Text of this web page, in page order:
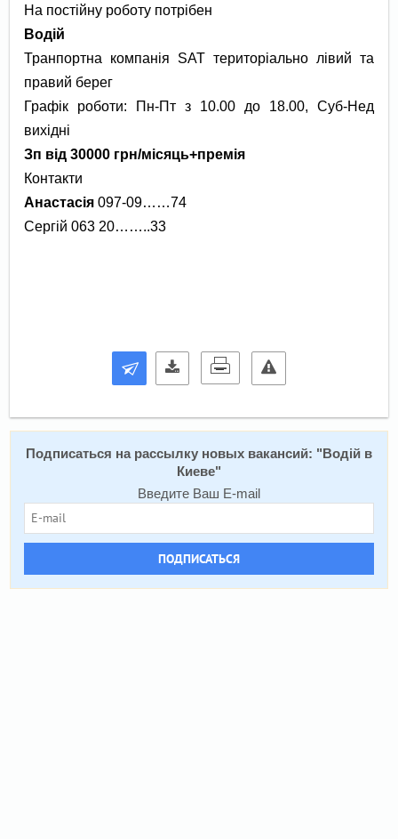
На постійну роботу потрібен
Водій
Транпортна компанія SAT територіально лівий та
правий берег
Графік роботи: Пн-Пт з 10.00 до 18.00, Суб-Нед
вихідні
Зп від 30000 грн/місяць+премія
Контакти
Анастасія097-09……74
Сергій 063 20……..33
Подписаться на расcылку новых вакансий: " Водій в
Киеве"
Введите Ваш E-mail
ПОДПИСАТЬСЯ